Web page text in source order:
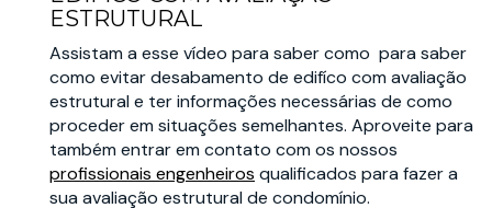
ESTRUTURAL
Assistam a esse vídeo para saber como para saber
como evitar desabamento de edifíco com avaliação
estrutural e ter informações necessárias de como
proceder em situações semelhantes. Aproveite para
também entrar em contato com os nossos
profissionais engenheiros qualificados para fazer a
sua avaliação estrutural de condomínio.